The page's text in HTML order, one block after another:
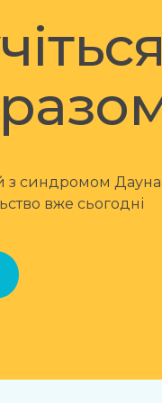
з синдромом
вже сьогодні